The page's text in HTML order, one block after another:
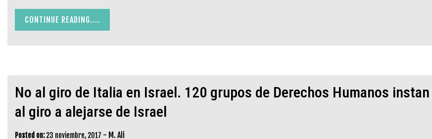
CONTINUE READING....
No al giro de Italia en Israel. 120 grupos de Derechos Humanos instan
al giro a alejarse de Israel
Posted on: 23 noviembre, 2017 - M. Ali